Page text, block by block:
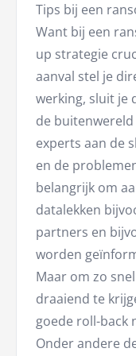
Tips bij een
Want bij een
up strategie
aanval stel je
werking, sluit je
de
experts aan de
en de
belangrijk om
datalekken
partners en
worden
Maar om zo
draaiend te
goede roll-back
Onder andere